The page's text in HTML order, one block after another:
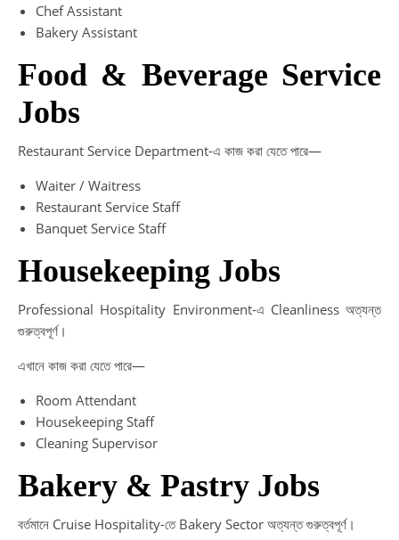
Chef Assistant
Bakery Assistant
Food & Beverage Service
Jobs
Restaurant Service Department-এ কাজ করা যেতে পারে—
Waiter / Waitress
Restaurant Service Staff
Banquet Service Staff
Housekeeping Jobs
Professional Hospitality Environment-এ Cleanliness অত্যন্ত
গুরুত্বপূর্ণ।
এখানে কাজ করা যেতে পারে—
Room Attendant
Housekeeping Staff
Cleaning Supervisor
Bakery & Pastry Jobs
বর্তমানে Cruise Hospitality-তে Bakery Sector অত্যন্ত গুরুত্বপূর্ণ।